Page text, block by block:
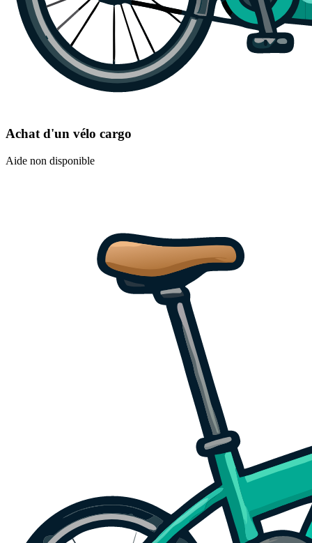
Achat d'un vélo cargo
Aide non disponible